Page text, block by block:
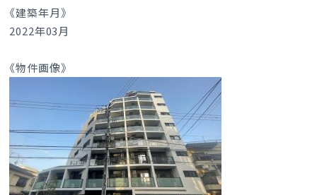
《建築年月》
2022年03月
《物件画像》